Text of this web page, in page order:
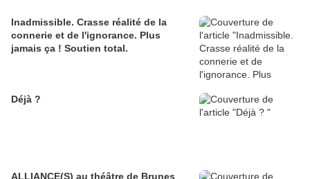
Inadmissible. Crasse réalité de la
connerie et de l'ignorance. Plus
jamais ça ! Soutien total.
Déjà ?
ALLIANCE(S) au théâtre de Brunes